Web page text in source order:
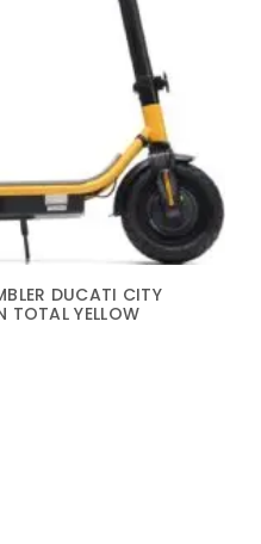
DUCATI CITY
TOTAL YELLOW